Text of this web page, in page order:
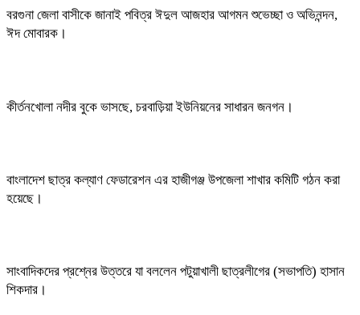
বরগুনা জেলা বাসীকে জানাই পবিত্র ঈদুল আজহার আগমন শুভেচ্ছা ও অভিনন্দন,
ঈদ মোবারক।
কীর্তনখোলা নদীর বুকে ভাসছে, চরবাড়িয়া ইউনিয়নের সাধারন জনগন।
বাংলাদেশ ছাত্র কল্যাণ ফেডারেশন এর হাজীগঞ্জ উপজেলা শাখার কমিটি গঠন করা
হয়েছে।
সাংবাদিকদের প্রশ্নের উত্তরে যা বললেন পটুয়াখালী ছাত্রলীগের (সভাপতি) হাসান
শিকদার।